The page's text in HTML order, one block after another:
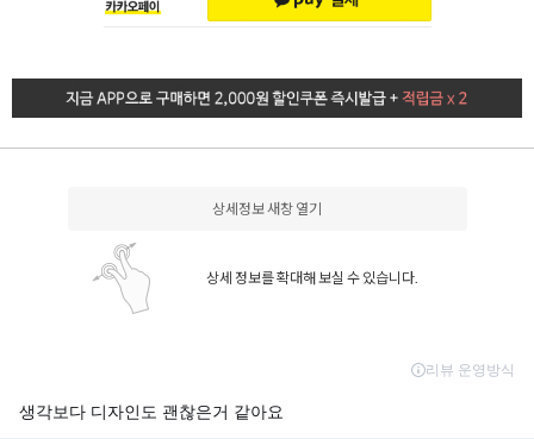
상세정보 새창 열기
상세 정보를 확대해 보실 수 있습니다.